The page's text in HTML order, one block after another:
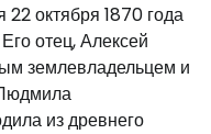
октября 1870 года
отец, Алексей
землевладельцем и
из древнего